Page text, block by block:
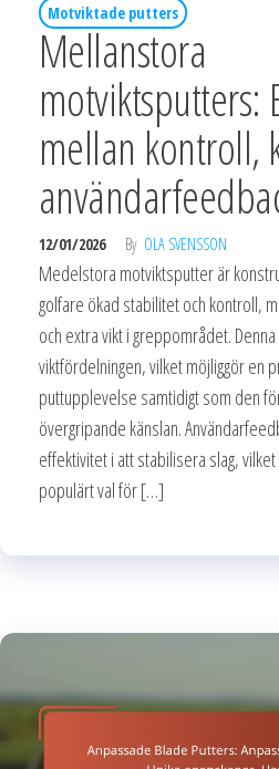
Motviktade putters
Mellanstora
motviktsputters:
mellan kontroll,
12/01/2026 By OLA SVENSSON
Medelstora motviktsputter är
golfare ökad stabilitet och kontroll,
och extra vikt i greppområdet.
viktfördelningen, vilket möjliggör en
puttupplevelse samtidigt som den
övergripande känslan.
effektivitet i att stabilisera slag,
populärt val för […]